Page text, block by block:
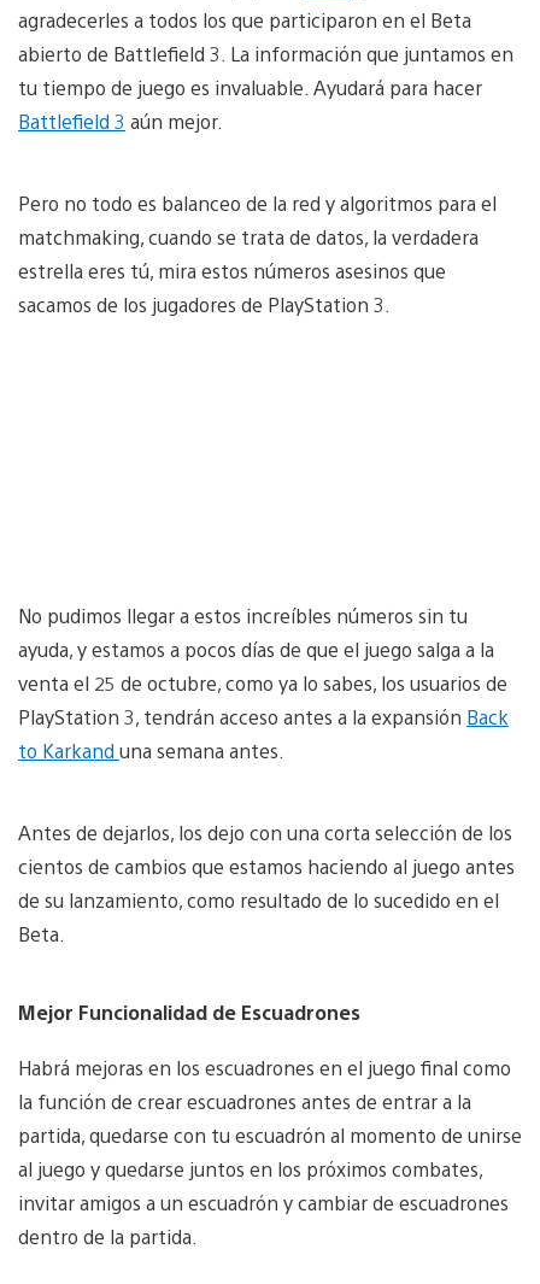
agradecerles a todos los que participaron en el Beta
abierto de Battlefield 3. La información que juntamos en
tu tiempo de juego es invaluable. Ayudará para hacer
Battlefield 3 aún mejor.
Pero no todo es balanceo de la red y algoritmos para el
matchmaking, cuando se trata de datos, la verdadera
estrella eres tú, mira estos números asesinos que
sacamos de los jugadores de PlayStation 3.
No pudimos llegar a estos increíbles números sin tu
ayuda, y estamos a pocos días de que el juego salga a la
venta el 25 de octubre, como ya lo sabes, los usuarios de
PlayStation 3, tendrán acceso antes a la expansión Back
to Karkand una semana antes.
Antes de dejarlos, los dejo con una corta selección de los
cientos de cambios que estamos haciendo al juego antes
de su lanzamiento, como resultado de lo sucedido en el
Beta.
Mejor Funcionalidad de Escuadrones
Habrá mejoras en los escuadrones en el juego final como
la función de crear escuadrones antes de entrar a la
partida, quedarse con tu escuadrón al momento de unirse
al juego y quedarse juntos en los próximos combates,
invitar amigos a un escuadrón y cambiar de escuadrones
dentro de la partida.